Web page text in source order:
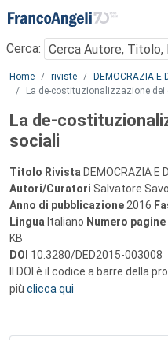
Menu
Cerca:
Main content
Home riviste DEMOCRAZIA E
La de-costituzionalizzazione
La de-
sociali
Titolo Rivista DEMOCRAZIA E
Autori/Curatori Salvatore
Anno di pubblicazione 2016
Lingua Italiano Numero pagine
KB
DOI 10.3280/DED2015-003008
Il DOI è il codice a barre della
più clicca qui